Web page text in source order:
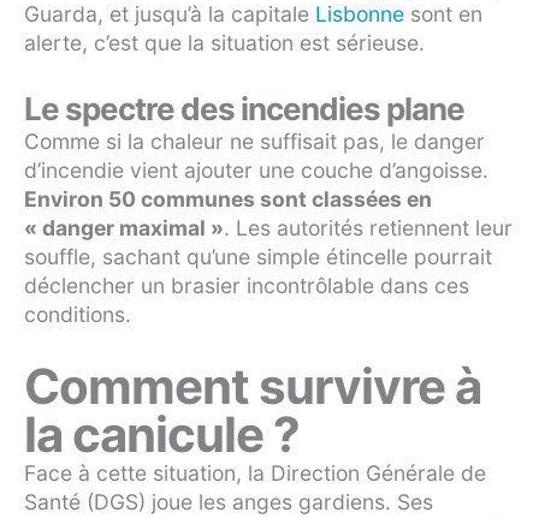
Guarda, et jusqu’à la capitale Lisbonne sont en
alerte, c’est que la situation est sérieuse.
Le spectre des incendies plane
Comme si la chaleur ne suffisait pas, le danger
d’incendie vient ajouter une couche d’angoisse.
Environ 50 communes sont classées en
« danger maximal ». Les autorités retiennent leur
souffle, sachant qu’une simple étincelle pourrait
déclencher un brasier incontrôlable dans ces
conditions.
Comment survivre à
la canicule ?
Face à cette situation, la Direction Générale de
Santé (DGS) joue les anges gardiens. Ses